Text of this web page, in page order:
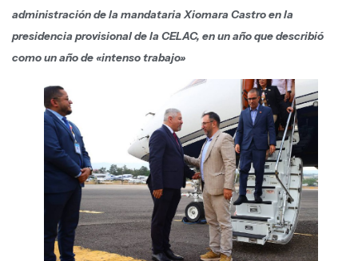
administración de la mandataria Xiomara Castro en la
presidencia provisional de la CELAC, en un año que describió
como un año de «intenso trabajo»